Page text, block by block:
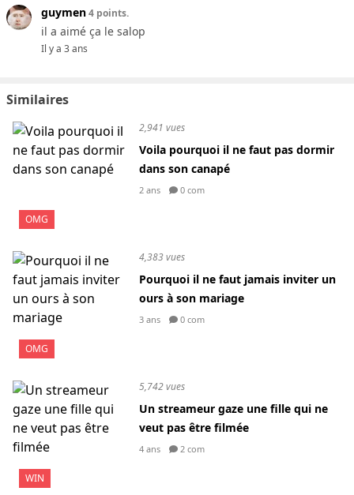
guymen4 points.
il a aimé ça le salop
Il y a 3 ans
Similaires
OMG
2,941 vues
Voila pourquoi il ne faut pas dormir
dans son canapé
2 ans 0 com
OMG
4,383 vues
Pourquoi il ne faut jamais inviter un
ours à son mariage
3 ans 0 com
WIN
5,742 vues
Un streameur gaze une fille qui ne
veut pas être filmée
4 ans 2 com